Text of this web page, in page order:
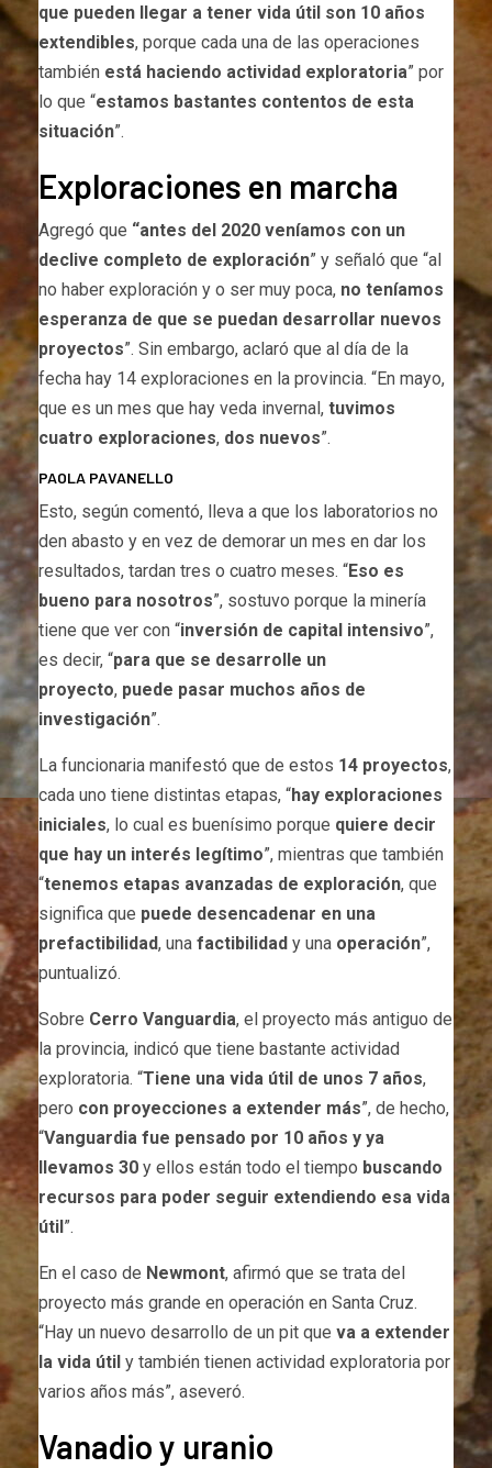
que pueden llegar a tener vida útil son 10 años
extendibles, porque cada una de las operaciones
también está haciendo actividad exploratoria” por
lo que “estamos bastantes contentos de esta
situación”.
Exploraciones en marcha
Agregó que “antes del 2020 veníamos con un
declive completo de exploración” y señaló que “al
no haber exploración y o ser muy poca, no teníamos
esperanza de que se puedan desarrollar nuevos
proyectos”. Sin embargo, aclaró que al día de la
fecha hay 14 exploraciones en la provincia. “En mayo,
que es un mes que hay veda invernal, tuvimos
cuatro exploraciones, dos nuevos”.
PAOLA PAVANELLO
Esto, según comentó, lleva a que los laboratorios no
den abasto y en vez de demorar un mes en dar los
resultados, tardan tres o cuatro meses. “Eso es
bueno para nosotros”, sostuvo porque la minería
tiene que ver con “inversión de capital intensivo”,
es decir, “para que se desarrolle un
proyecto, puede pasar muchos años de
investigación”.
La funcionaria manifestó que de estos 14 proyectos,
cada uno tiene distintas etapas, “hay exploraciones
iniciales, lo cual es buenísimo porque quiere decir
que hay un interés legítimo”, mientras que también
“tenemos etapas avanzadas de exploración, que
significa que puede desencadenar en una
prefactibilidad, una factibilidad y una operación”,
puntualizó.
Sobre Cerro Vanguardia, el proyecto más antiguo de
la provincia, indicó que tiene bastante actividad
exploratoria. “Tiene una vida útil de unos 7 años,
pero con proyecciones a extender más”, de hecho,
“Vanguardia fue pensado por 10 años y ya
llevamos 30 y ellos están todo el tiempo buscando
recursos para poder seguir extendiendo esa vida
útil”.
En el caso de Newmont, afirmó que se trata del
proyecto más grande en operación en Santa Cruz.
“Hay un nuevo desarrollo de un pit que va a extender
la vida útil y también tienen actividad exploratoria por
varios años más”, aseveró.
Vanadio y uranio